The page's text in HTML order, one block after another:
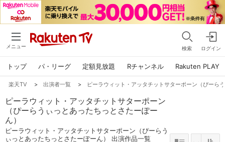
メニュー 検索 ログイン
トップ パ・リーグ 定額見放題 Rチャンネル Rakuten PLAY
楽天TV > 出演者一覧 > ピーラウィット・アッタチットサターポーン（ぴーら
ピーラウィット・アッタチットサターポーン
（ぴーらうぃっとあったちっとさたーぽー
ん）
ピーラウィット・アッタチットサターポーン（ぴーらう
ぃっとあったちっとさたーぽーん） 出演作品一覧